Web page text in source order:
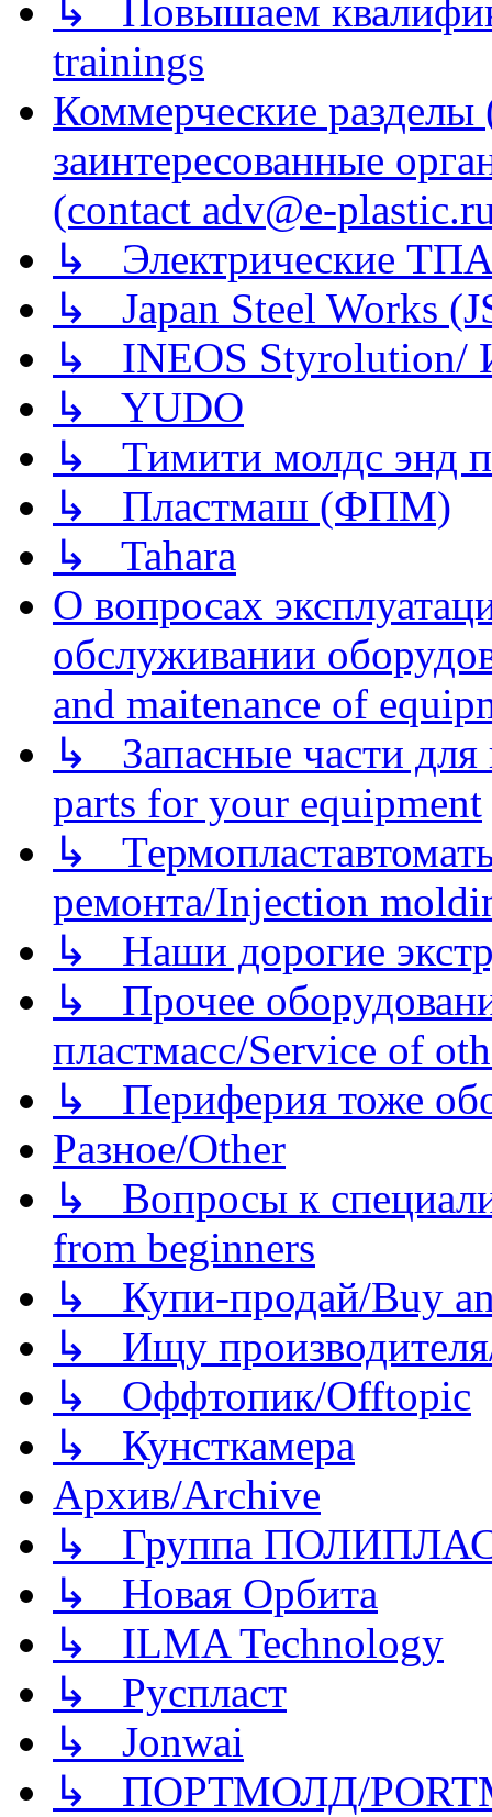
↳ Повышаем
trainings
Коммерческие
заинтересованные
(contact adv@e-
↳ Электрические
↳ Japan Steel Works
↳ INEOS
↳ YUDO
↳ Тимити молдс энд
↳ Пластмаш (ФПМ)
↳ Tahara
О вопросах
обслуживании
and maitenance of
↳ Запасные части для
parts for your equipment
↳
ремонта/Injection
↳ Наши дорогие
↳ Прочее
пластмасс/Service of
↳ Периферия тоже
Разное/Other
↳ Вопросы к
from beginners
↳ Купи-продай/Buy
↳ Ищу
↳ Оффтопик/Offtopic
↳ Кунсткамера
Архив/Archive
↳ Группа
↳ Новая Орбита
↳ ILMA Technology
↳ Руспласт
↳ Jonwai
↳ ПОРТМОЛД/